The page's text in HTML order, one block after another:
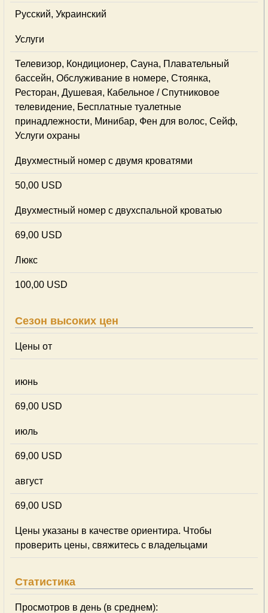
Русский, Украинский
Услуги
Телевизор, Кондиционер, Сауна, Плавательный
бассейн, Обслуживание в номере, Стоянка,
Ресторан, Душевая, Кабельное / Спутниковое
телевидение, Бесплатные туалетные
принадлежности, Минибар, Фен для волос, Сейф,
Услуги охраны
Двухместный номер с двумя кроватями
50,00 USD
Двухместный номер с двухспальной кроватью
69,00 USD
Люкс
100,00 USD
Сезон высоких цен
Цены от
июнь
69,00 USD
июль
69,00 USD
август
69,00 USD
Цены указаны в качестве ориентира. Чтобы
проверить цены, свяжитесь с владельцами
Статистика
Просмотров в день (в среднем):